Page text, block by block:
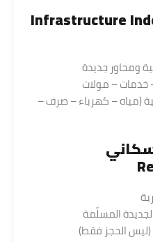
ومحاور جديدة
– مولات
(مياه – كهرباء – صرف –
المسلّمة
(ليس الحجز فقط)